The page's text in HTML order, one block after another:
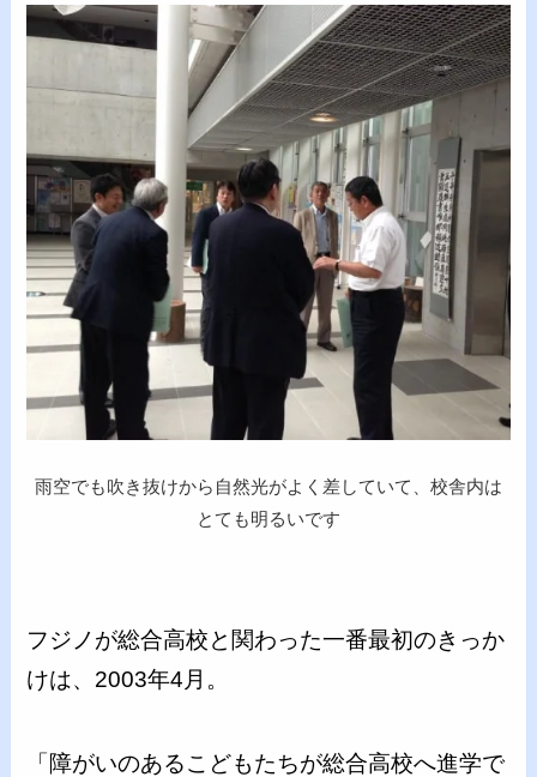
雨空でも吹き抜けから自然光がよく差していて、校舎内は
とても明るいです
フジノが総合高校と関わった一番最初のきっか
けは、2003年4月。
「障がいのあるこどもたちが総合高校へ進学で